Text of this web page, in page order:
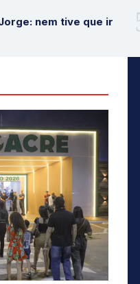
nem tive que ir